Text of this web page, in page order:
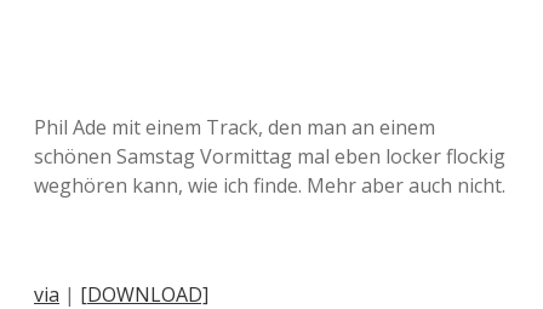
Phil Ade mit einem Track, den man an einem
schönen Samstag Vormittag mal eben locker flockig
weghören kann, wie ich finde. Mehr aber auch nicht.
via | [DOWNLOAD]